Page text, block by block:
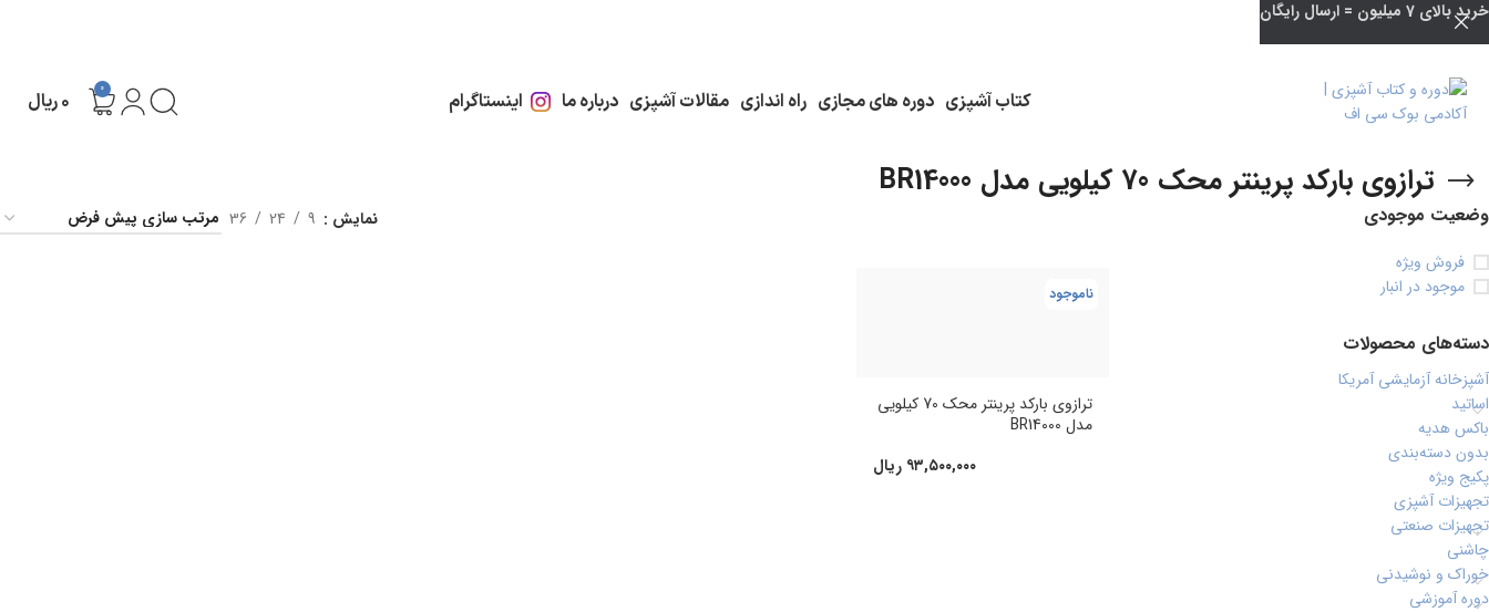
کتاب آشپزی دوره های مجازی راه اندازی مقالات آشپزی درباره ما اینستاگرام 0 ۰ریال
ترازوی بارکد پرینتر محک 70 کیلویی مدل BR14000
وضعیت موجودی
فروش ویژه
موجود در انبار
دسته‌های محصولات
آشپزخانه آزمایشی آمریکا
اساتید
باکس هدیه
بدون دسته‌بندی
پکیج ویژه
تجهیزات آشپزی
تجهیزات صنعتی
چاشنی
خوراک و نوشیدنی
دوره آموزشی
نمایش 9
24
36
ناموجود
ترازوی بارکد پرینتر محک 70 کیلویی
مدل BR14000
۹۳,۵۰۰,۰۰۰ ریال
خرید بالای 7 میلیون = ارسال رایگان